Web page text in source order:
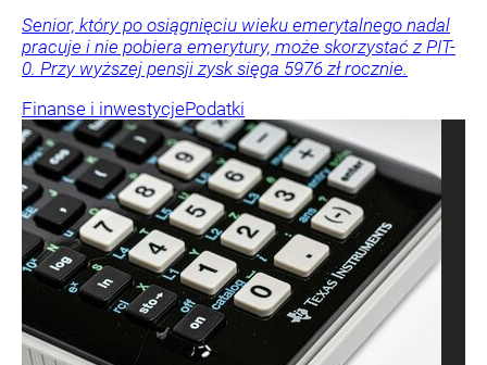
Senior, który po osiągnięciu wieku emerytalnego nadal
pracuje i nie pobiera emerytury, może skorzystać z PIT-
0. Przy wyższej pensji zysk sięga 5976 zł rocznie.
Finanse i inwestycjePodatki